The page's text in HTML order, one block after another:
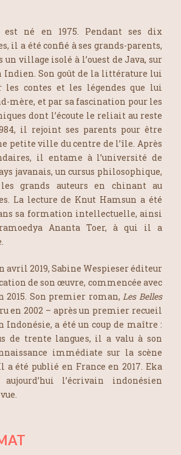
est né en 1975. Pendant ses dix
il a été confié à ses grands-parents,
village isolé à l’ouest de Java, sur
Indien. Son goût de la littérature lui
les contes et les légendes que lui
mère, et par sa fascination pour les
dont l’écoute le reliait au reste
il rejoint ses parents pour être
petite ville du centre de l’île. Après
il entame à l’université de
javanais, un cursus philosophique,
grands auteurs en chinant au
La lecture de Knut Hamsun a été
sa formation intellectuelle, ainsi
Ananta Toer, à qui il a
avril 2019, Sabine Wespieser éditeur
de son œuvre, commencée avec
2015. Son premier roman,Les Belles
en 2002 – après un premier recueil
Indonésie, a été un coup de maître :
de trente langues, il a valu à son
immédiate sur la scène
été publié en France en 2017. Eka
l’écrivain indonésien